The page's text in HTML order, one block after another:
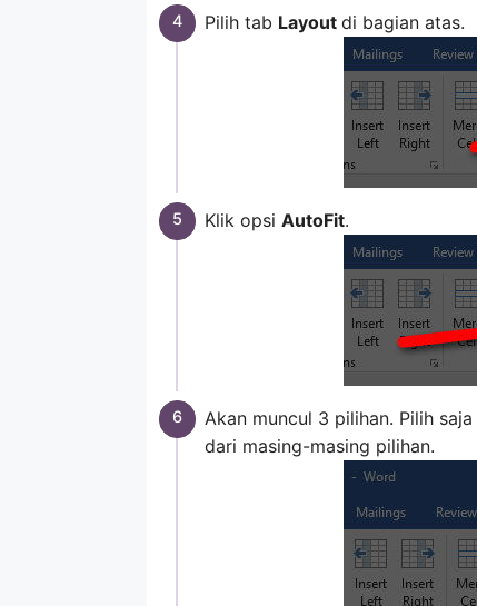
Pilih tab Layout di bagian atas.
Klik opsi AutoFit.
Akan muncul 3 pilihan. Pilih saja
dari masing-masing pilihan.